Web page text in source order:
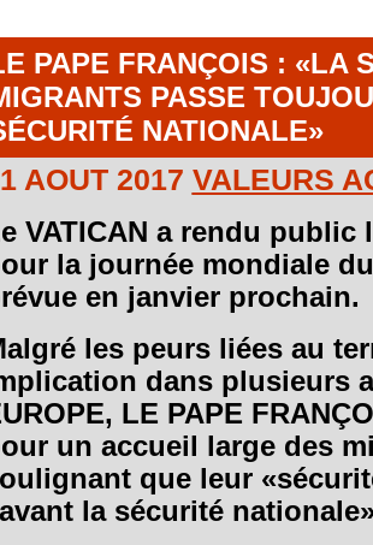
PAPE FRANÇOIS : «LA
PASSE
NATIONALE»
AOUT 2017 VALEURS
VATICAN a rendu public
la journée mondiale
en janvier prochain.
les peurs liées au
dans plusieurs
LE PAPE
un accueil large des
que leur «
la sécurité